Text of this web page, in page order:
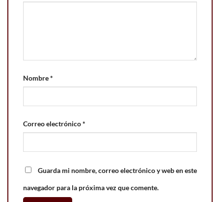
Nombre*
Correo electrónico*
Guarda mi nombre, correo electrónico y web en este
navegador para la próxima vez que comente.